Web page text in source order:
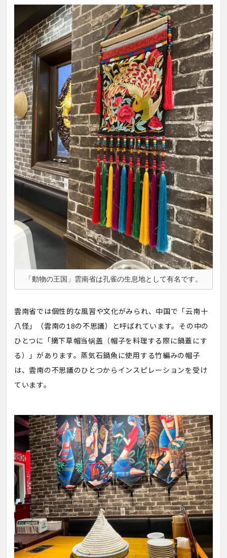
「動物の王国」雲南省は孔雀の生息地として有名です。
雲南省では個性的な風習や文化がみられ、中国で「云南十
八怪」（雲南の18の不思議）と呼ばれています。その中の
ひとつに「摘下草帽当锅盖（帽子を料理する際に鍋蓋にす
る）」があります。蒸気石鍋魚に使用する竹編みの帽子
は、雲南の不思議のひとつからインスピレーションを受け
ています。